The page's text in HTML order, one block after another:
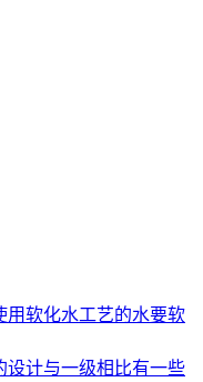
用软化水工艺的水要软
设计与一级相比有一些